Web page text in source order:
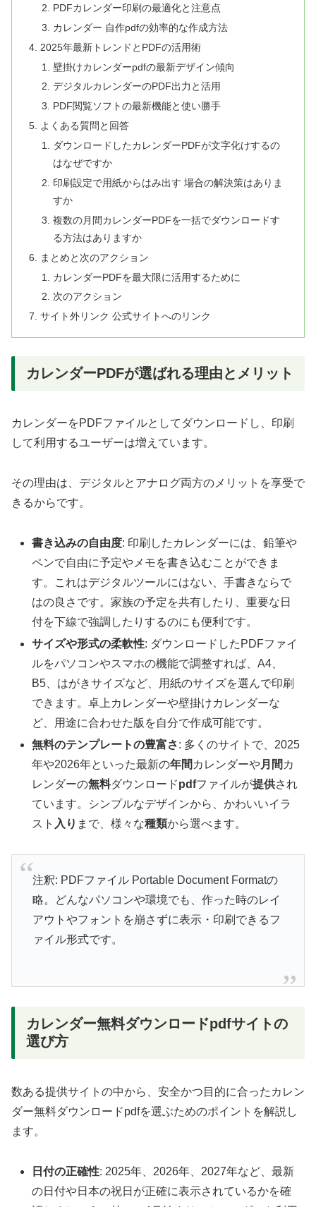
PDFカレンダー印刷の最適化と注意点
カレンダー 自作pdfの効率的な作成方法
2025年最新トレンドとPDFの活用術
壁掛けカレンダーpdfの最新デザイン傾向
デジタルカレンダーのPDF出力と活用
PDF閲覧ソフトの最新機能と使い勝手
よくある質問と回答
ダウンロードしたカレンダーPDFが文字化けするの
はなぜですか
印刷設定で用紙からはみ出す 場合の解決策はありま
すか
複数の月間カレンダーPDFを一括でダウンロードす
る方法はありますか
まとめと次のアクション
カレンダーPDFを最大限に活用するために
次のアクション
サイト外リンク 公式サイトへのリンク
カレンダーPDFが選ばれる理由とメリット
カレンダーをPDFファイルとしてダウンロードし、印刷
して利用するユーザーは増えています。
その理由は、デジタルとアナログ両方のメリットを享受で
きるからです。
書き込みの自由度: 印刷したカレンダーには、鉛筆や
ペンで自由に予定やメモを書き込むことができま
す。これはデジタルツールにはない、手書きならで
はの良さです。家族の予定を共有したり、重要な日
付を下線で強調したりするのにも便利です。
サイズや形式の柔軟性: ダウンロードしたPDFファイ
ルをパソコンやスマホの機能で調整すれば、A4、
B5、はがきサイズなど、用紙のサイズを選んで印刷
できます。卓上カレンダーや壁掛けカレンダーな
ど、用途に合わせた版を自分で作成可能です。
無料のテンプレートの豊富さ: 多くのサイトで、2025
年や2026年といった最新の年間 カレンダーや月間 カ
レンダーの無料ダウンロードpdfファイルが提供され
ています。シンプルなデザインから、かわいいイラ
スト 入り まで、様々な種類から選べます。
注釈: PDFファイル Portable Document Formatの
略。どんなパソコンや環境でも、作った時のレイ
アウトやフォントを崩さずに表示・印刷できるフ
ァイル形式です。
カレンダー無料ダウンロードpdfサイトの
選び方
数ある提供サイトの中から、安全かつ目的に合ったカレン
ダー無料ダウンロードpdfを選ぶためのポイントを解説し
ます。
日付の正確性: 2025年、2026年、2027年など、最新
の日付や日本の祝日が正確に表示されているかを確